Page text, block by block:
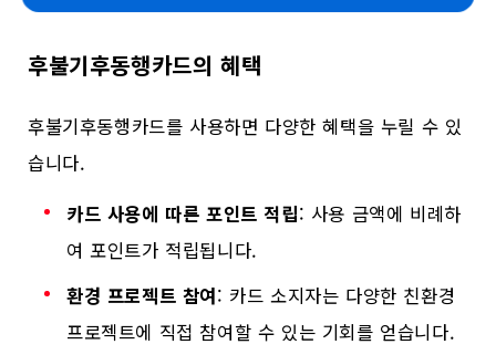
후불기후동행카드의 혜택
후불기후동행카드를 사용하면 다양한 혜택을 누릴 수 있
습니다.
카드 사용에 따른 포인트 적립: 사용 금액에 비례하
여 포인트가 적립됩니다.
환경 프로젝트 참여: 카드 소지자는 다양한 친환경
프로젝트에 직접 참여할 수 있는 기회를 얻습니다.